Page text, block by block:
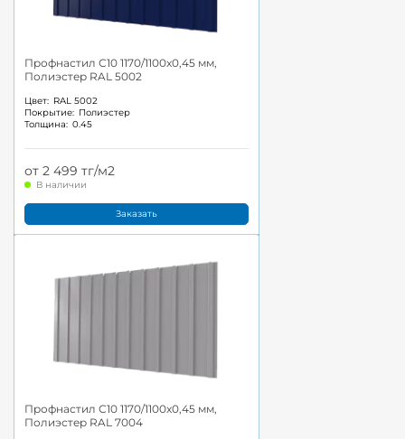
Профнастил С10 1170/1100x0,45 мм,
Полиэстер RAL 5002
Цвет: RAL 5002
Покрытие: Полиэстер
Толщина: 0.45
от 2 499 тг/м2
В наличии
Заказать
Профнастил С10 1170/1100x0,45 мм,
Полиэстер RAL 7004